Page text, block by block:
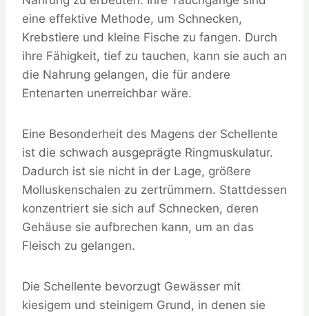
eine effektive Methode, um Schnecken,
Krebstiere und kleine Fische zu fangen. Durch
ihre Fähigkeit, tief zu tauchen, kann sie auch an
die Nahrung gelangen, die für andere
Entenarten unerreichbar wäre.
Eine Besonderheit des Magens der Schellente
ist die schwach ausgeprägte Ringmuskulatur.
Dadurch ist sie nicht in der Lage, größere
Molluskenschalen zu zertrümmern. Stattdessen
konzentriert sie sich auf Schnecken, deren
Gehäuse sie aufbrechen kann, um an das
Fleisch zu gelangen.
Die Schellente bevorzugt Gewässer mit
kiesigem und steinigem Grund, in denen sie